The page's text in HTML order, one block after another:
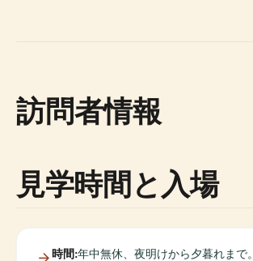
訪問者情報
見学時間と入場
時間:年中無休、夜明けから夕暮れまで。